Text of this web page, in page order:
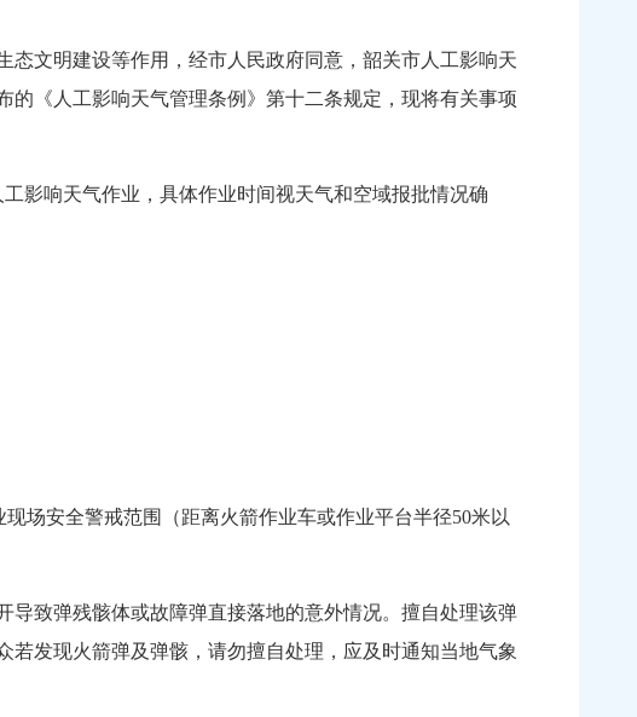
文明建设等作用，经市人民政府同意，韶关市人工影响天
《人工影响天气管理条例》第十二条规定，现将有关事项
影响天气作业，具体作业时间视天气和空域报批情况确
安全警戒范围（距离火箭作业车或作业平台半径50米以
致弹残骸体或故障弹直接落地的意外情况。擅自处理该弹
发现火箭弹及弹骸，请勿擅自处理，应及时通知当地气象